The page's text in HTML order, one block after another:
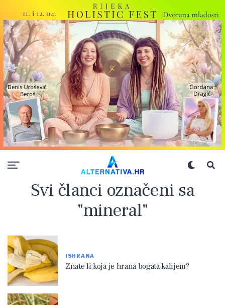
Svi članci označeni sa
"mineral"
ISHRANA
Znate li koja je hrana bogata kalijem?